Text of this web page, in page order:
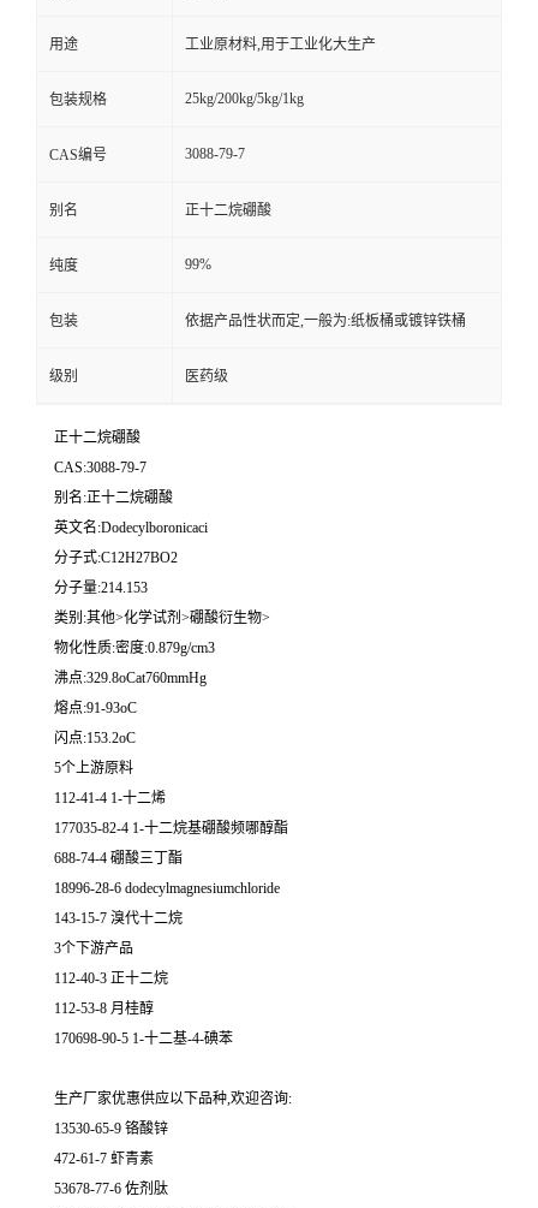
用途 工业原材料,用于工业化大生产
包装规格 25kg/200kg/5kg/1kg
CAS编号 3088-79-7
别名 正十二烷硼酸
纯度 99%
包装 依据产品性状而定,一般为:纸板桶或镀锌铁桶
级别 医药级
正十二烷硼酸
CAS:3088-79-7
别名:正十二烷硼酸
英文名:Dodecylboronicaci
分子式:C12H27BO2
分子量:214.153
类别:其他>化学试剂>硼酸衍生物>
物化性质:密度:0.879g/cm3
沸点:329.8oCat760mmHg
熔点:91-93oC
闪点:153.2oC
5个上游原料
112-41-4 1-十二烯
177035-82-4 1-十二烷基硼酸频哪醇酯
688-74-4 硼酸三丁酯
18996-28-6 dodecylmagnesiumchloride
143-15-7 溴代十二烷
3个下游产品
112-40-3 正十二烷
112-53-8 月桂醇
170698-90-5 1-十二基-4-碘苯
生产厂家优惠供应以下品种,欢迎咨询:
13530-65-9 铬酸锌
472-61-7 虾青素
53678-77-6 佐剂肽